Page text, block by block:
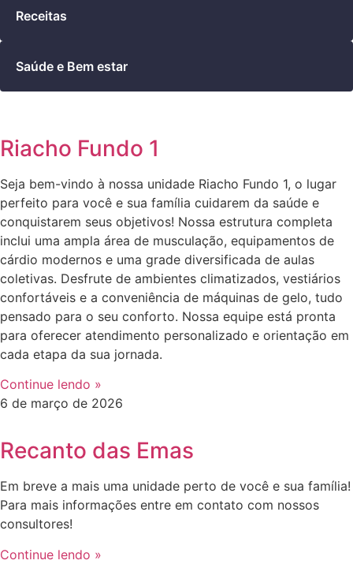
Receitas
Saúde e Bem estar
Riacho Fundo 1
Seja bem-vindo à nossa unidade Riacho Fundo 1, o lugar
perfeito para você e sua família cuidarem da saúde e
conquistarem seus objetivos! Nossa estrutura completa
inclui uma ampla área de musculação, equipamentos de
cárdio modernos e uma grade diversificada de aulas
coletivas. Desfrute de ambientes climatizados, vestiários
confortáveis e a conveniência de máquinas de gelo, tudo
pensado para o seu conforto. Nossa equipe está pronta
para oferecer atendimento personalizado e orientação em
cada etapa da sua jornada.
Continue lendo »
6 de março de 2026
Recanto das Emas
Em breve a mais uma unidade perto de você e sua família!
Para mais informações entre em contato com nossos
consultores!
Continue lendo »